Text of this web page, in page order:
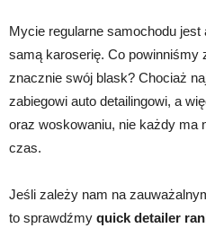
Mycie regularne samochodu jest
samą karoserię. Co powinniśmy
znacznie swój blask? Chociaż
zabiegowi auto detailingowi, a
oraz woskowaniu, nie każdy ma
czas.
Jeśli zależy nam na
to sprawdźmy quick detailer